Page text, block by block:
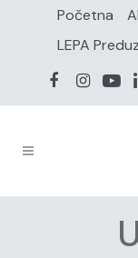
Početna
LEPA